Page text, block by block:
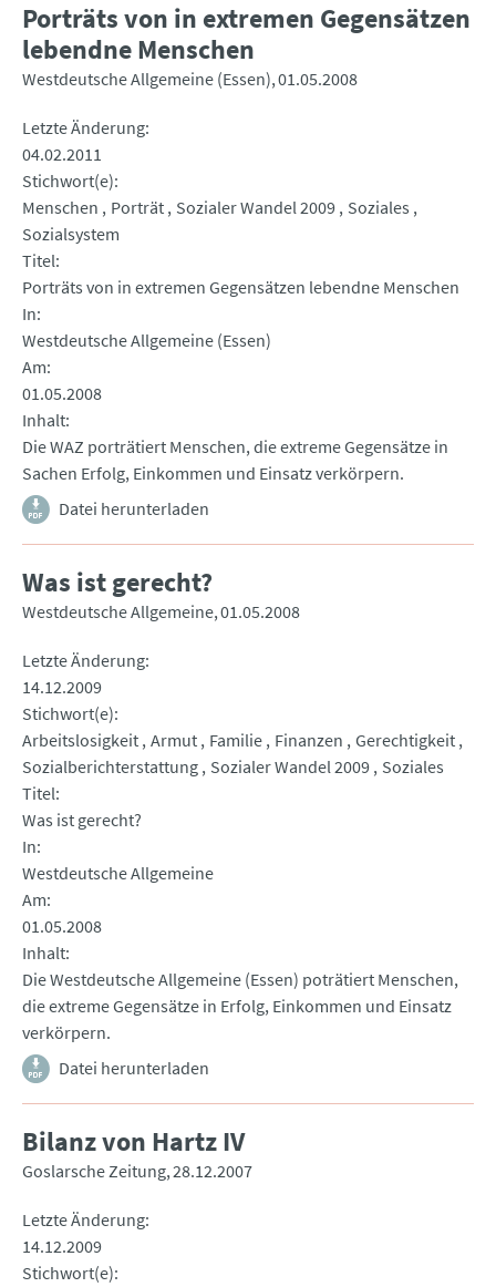
Porträts von in extremen Gegensätzen
lebendne Menschen
Westdeutsche Allgemeine (Essen) 01.05.2008
Letzte Änderung
04.02.2011
Stichwort(e)
Menschen
Porträt Sozialer Wandel 2009 Soziales
Sozialsystem
Titel
Porträts von in extremen Gegensätzen lebendne Menschen
In
Westdeutsche Allgemeine (Essen)
Am
01.05.2008
Inhalt
Die WAZ porträtiert Menschen, die extreme Gegensätze in
Sachen Erfolg, Einkommen und Einsatz verkörpern.
Datei herunterladen
Was ist gerecht?
Westdeutsche Allgemeine 01.05.2008
Letzte Änderung
14.12.2009
Stichwort(e)
Arbeitslosigkeit Armut Familie Finanzen Gerechtigkeit
Sozialberichterstattung Sozialer Wandel 2009 Soziales
Titel
Was ist gerecht?
In
Westdeutsche Allgemeine
Am
01.05.2008
Inhalt
Die Westdeutsche Allgemeine (Essen) poträtiert Menschen,
die extreme Gegensätze in Erfolg, Einkommen und Einsatz
verkörpern.
Datei herunterladen
Bilanz von Hartz IV
Goslarsche Zeitung 28.12.2007
Letzte Änderung
14.12.2009
Stichwort(e)